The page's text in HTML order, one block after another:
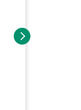
次へ